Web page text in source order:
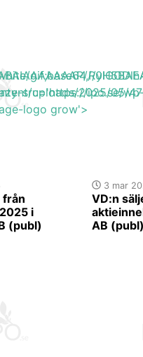
uploads/2025/05/
från
i
(publ)
src='https://ipo.se/
logo grow'>
3 mar
VD:n
AB (publ)